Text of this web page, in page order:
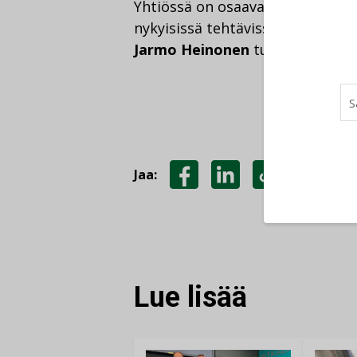
Yhtiössä on osaava ja kokenut
nykyisissä tehtävissään. HS-
Jarmo Heinonen tulevat
Jaa:
FACEBOOKISSA
LINKEDINISSÄ
Lue lisää